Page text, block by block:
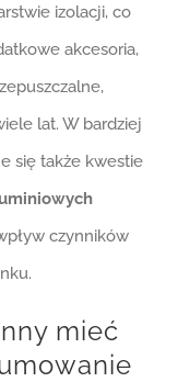
izolacji, co
akcesoria,
lat. W bardziej
się także kwestie
czynników
mieć